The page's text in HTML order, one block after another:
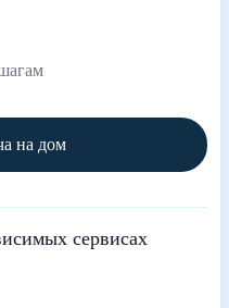
на дом
сервисах